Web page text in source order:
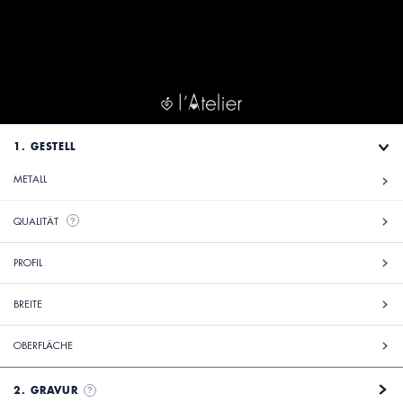
1. GESTELL
METALL
QUALITÄT ?
PROFIL
BREITE
OBERFLÄCHE
2. GRAVUR ?